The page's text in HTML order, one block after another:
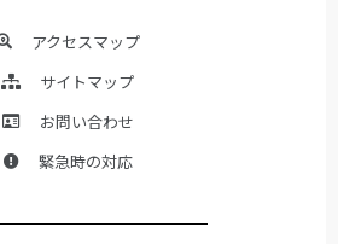
アクセスマップ
サイトマップ
お問い合わせ
緊急時の対応